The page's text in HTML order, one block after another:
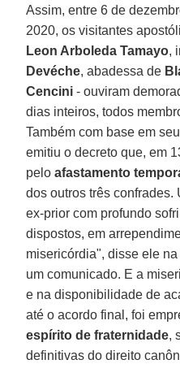
Assim, entre 6 de
2020, os visitantes
Leon Arboleda Tamayo,
Devéche, abadessa de
Cencini - ouviram
dias inteiros, todos
Também com base em
emitiu o decreto que, em
peloafastamento
dos outros três
ex-prior com profundo
dispostos, em
misericórdia", disse ele
um comunicado. E a
e na disponibilidade de
até o acordo final, foi
espírito de fraternidade,
definitivas do direito